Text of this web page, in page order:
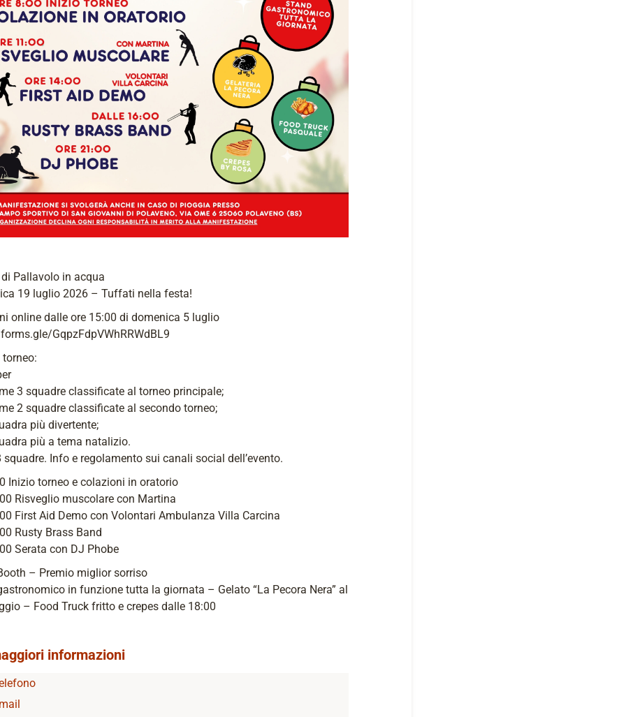
Pallavolo in acqua
19 luglio 2026 – Tuffati nella festa!
online dalle ore 15:00 di domenica 5 luglio
GqpzFdpVWhRRWdBL9
3 squadre classificate al torneo principale;
2 squadre classificate al secondo torneo;
più divertente;
più a tema natalizio.
squadre. Info e regolamento sui canali social dell’evento.
Inizio torneo e colazioni in oratorio
Risveglio muscolare con Martina
First Aid Demo con Volontari Ambulanza Villa Carcina
Rusty Brass Band
Serata con DJ Phobe
– Premio miglior sorriso
in funzione tutta la giornata – Gelato “La Pecora Nera” al
– Food Truck fritto e crepes dalle 18:00
informazioni